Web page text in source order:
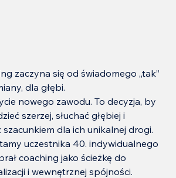
zaczyna się od świadomego „tak”
dla głębi.
nowego zawodu. To decyzja, by
szerzej, słuchać głębiej i
dla ich unikalnej drogi.
uczestnika 40. indywidualnego
coaching jako ścieżkę do
i wewnętrznej spójności.